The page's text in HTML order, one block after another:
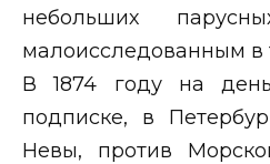
небольших
малоисследованным в
В 1874 году на
подписке, в
Невы, против